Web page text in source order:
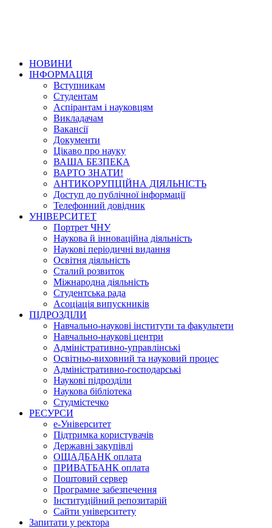
НОВИНИ
ІНФОРМАЦІЯ
Вступникам
Студентам
Аспірантам і науковцям
Викладачам
Вакансії
Документи
Цікаво про науку
ВАША БЕЗПЕКА
ВАРТО ЗНАТИ!
АНТИКОРУПЦІЙНА ДІЯЛЬНІСТЬ
Доступ до публічної інформації
Телефонний довідник
УНІВЕРСИТЕТ
Портрет ЧНУ
Наукова й інноваційна діяльність
Наукові періодичні видання
Освітня діяльність
Сталий розвиток
Міжнародна діяльність
Студентська рада
Асоціація випускників
ПІДРОЗДІЛИ
Навчально-наукові інститути та факультети
Навчально-наукові центри
Адміністративно-управлінські
Освітньо-виховний та науковий процес
Адміністративно-господарські
Наукові підрозділи
Наукова бібліотека
Студмістечко
РЕСУРСИ
е-Університет
Підтримка користувачів
Державні закупівлі
ОЩАДБАНК оплата
ПРИВАТБАНК оплата
Поштовий сервер
Програмне забезпечення
Інституційний репозитарій
Сайти університету
Запитати у ректора